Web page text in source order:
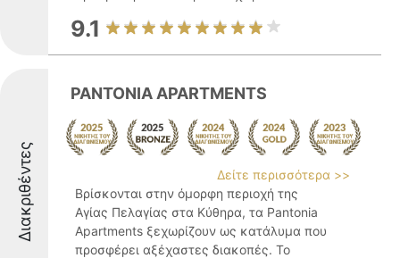
9.1
Διακριθέντες
PANTONIA APARTMENTS
Δείτε περισσότερα >>
Βρίσκονται στην όμορφη περιοχή της
Αγίας Πελαγίας στα Κύθηρα, τα Pantonia
Apartments ξεχωρίζουν ως κατάλυμα που
προσφέρει αξέχαστες διακοπές. Το